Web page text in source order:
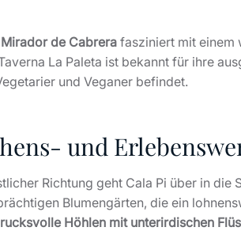
Mirador de Cabrera fasziniert mit einem
La Paleta ist bekannt für ihre
und Veganer befindet.
und
Richtung geht Cala Pi über in
Blumengärten, die ein
Höhlen mit unterirdischen